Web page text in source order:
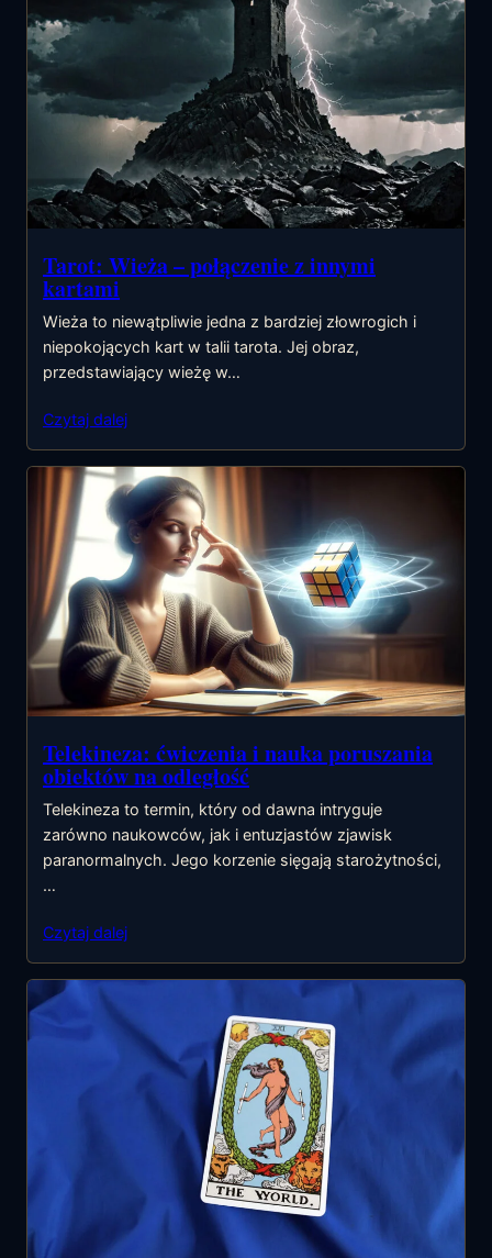
Tarot: Wieża – połączenie z innymi
kartami
Wieża to niewątpliwie jedna z bardziej złowrogich i
niepokojących kart w talii tarota. Jej obraz,
przedstawiający wieżę w…
Czytaj dalej
Telekineza: ćwiczenia i nauka poruszania
obiektów na odległość
Telekineza to termin, który od dawna intryguje
zarówno naukowców, jak i entuzjastów zjawisk
paranormalnych. Jego korzenie sięgają starożytności,
…
Czytaj dalej